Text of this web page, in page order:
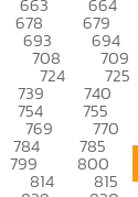
663 664
678 679
693 694
708 709
724 725
739 740
754 755
769 770
784 785
799 800
814 815